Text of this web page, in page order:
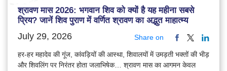
श्रावण मास 2026: भगवान शिव को क्यों है यह महीना सबसे
प्रिय? जानें शिव पुराण में वर्णित श्रावण का अद्भुत माहात्म्य
July 29, 2026 Share on
हर-हर महादेव की गूंज, कांवड़ियों की आस्था, शिवालयों में उमड़ती भक्तों की भीड़
और शिवलिंग पर निरंतर होता जलाभिषेक… श्रावण मास का आगमन केवल